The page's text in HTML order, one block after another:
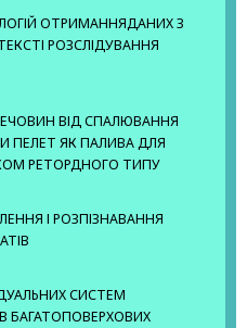
ОТРИМАННЯДАНИХ З
РОЗСЛІДУВАННЯ
ВІД СПАЛЮВАННЯ
ПЕЛЕТ ЯК ПАЛИВА ДЛЯ
РЕТОРДНОГО ТИПУ
І РОЗПІЗНАВАННЯ
СИСТЕМ
БАГАТОПОВЕРХОВИХ